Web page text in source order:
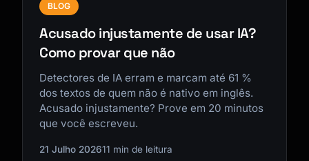
BLOG
Acusado injustamente de usar IA?
Como provar que não
Detectores de IA erram e marcam até 61 %
dos textos de quem não é nativo em inglês.
Acusado injustamente? Prove em 20 minutos
que você escreveu.
21 Julho 202611 min de leitura